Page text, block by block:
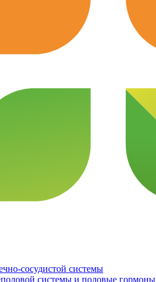
сосудистой системы
системы и половые гормоны